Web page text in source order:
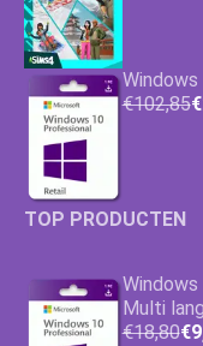
€102,85
TOP PRODUCTEN
Multi
€18,80